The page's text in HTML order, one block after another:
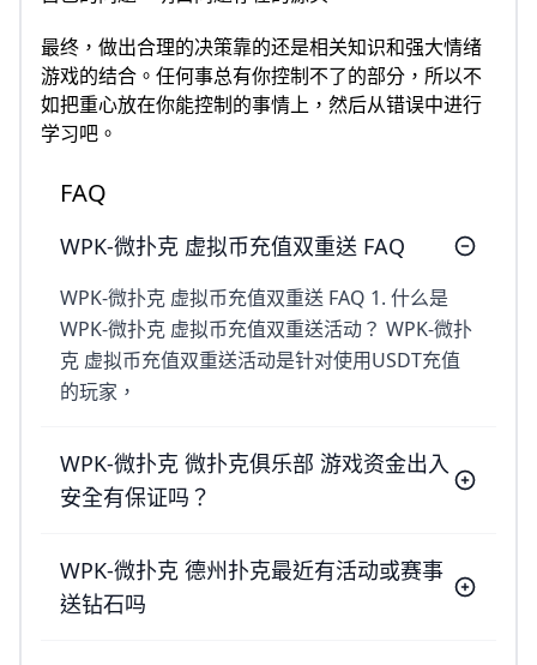
最终，做出合理的决策靠的还是相关知识和强大情绪
游戏的结合。任何事总有你控制不了的部分，所以不
如把重心放在你能控制的事情上，然后从错误中进行
学习吧。
FAQ
WPK-微扑克 虚拟币充值双重送 FAQ
WPK-微扑克 虚拟币充值双重送 FAQ 1. 什么是
WPK-微扑克 虚拟币充值双重送活动？ WPK-微扑
克 虚拟币充值双重送活动是针对使用USDT充值
的玩家，
WPK-微扑克 微扑克俱乐部 游戏资金出入
安全有保证吗？
WPK-微扑克 德州扑克最近有活动或赛事
送钻石吗